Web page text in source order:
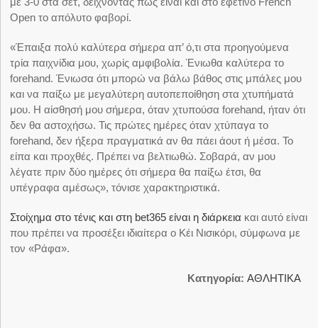
Open το απόλυτο φαβορί.
«Έπαιξα πολύ καλύτερα σήμερα απ’ ό,τι στα προηγούμενα
τρία παιχνίδια μου, χωρίς αμφιβολία. Ένιωθα καλύτερα το
forehand. Ένιωσα ότι μπορώ να βάλω βάθος στις μπάλες μου
και να παίξω με μεγαλύτερη αυτοπεποίθηση στα χτυπήματά
μου. Η αίσθησή μου σήμερα, όταν χτυπούσα forehand, ήταν ότι
δεν θα αστοχήσω. Τις πρώτες ημέρες όταν χτύπαγα το
forehand, δεν ήξερα πραγματικά αν θα πάει άουτ ή μέσα. Το
είπα και προχθές. Πρέπει να βελτιωθώ. Σοβαρά, αν μου
λέγατε πριν δύο ημέρες ότι σήμερα θα παίξω έτσι, θα
υπέγραφα αμέσως», τόνισε χαρακτηριστικά.
Στοίχημα στο τένις και στη bet365 είναι η διάρκεια και αυτό είναι
που πρέπει να προσέξει ιδιαίτερα ο Κέι Νισικόρι, σύμφωνα με
τον «Ράφα».
Κατηγορία:ΑΘΛΗΤΙΚΑ